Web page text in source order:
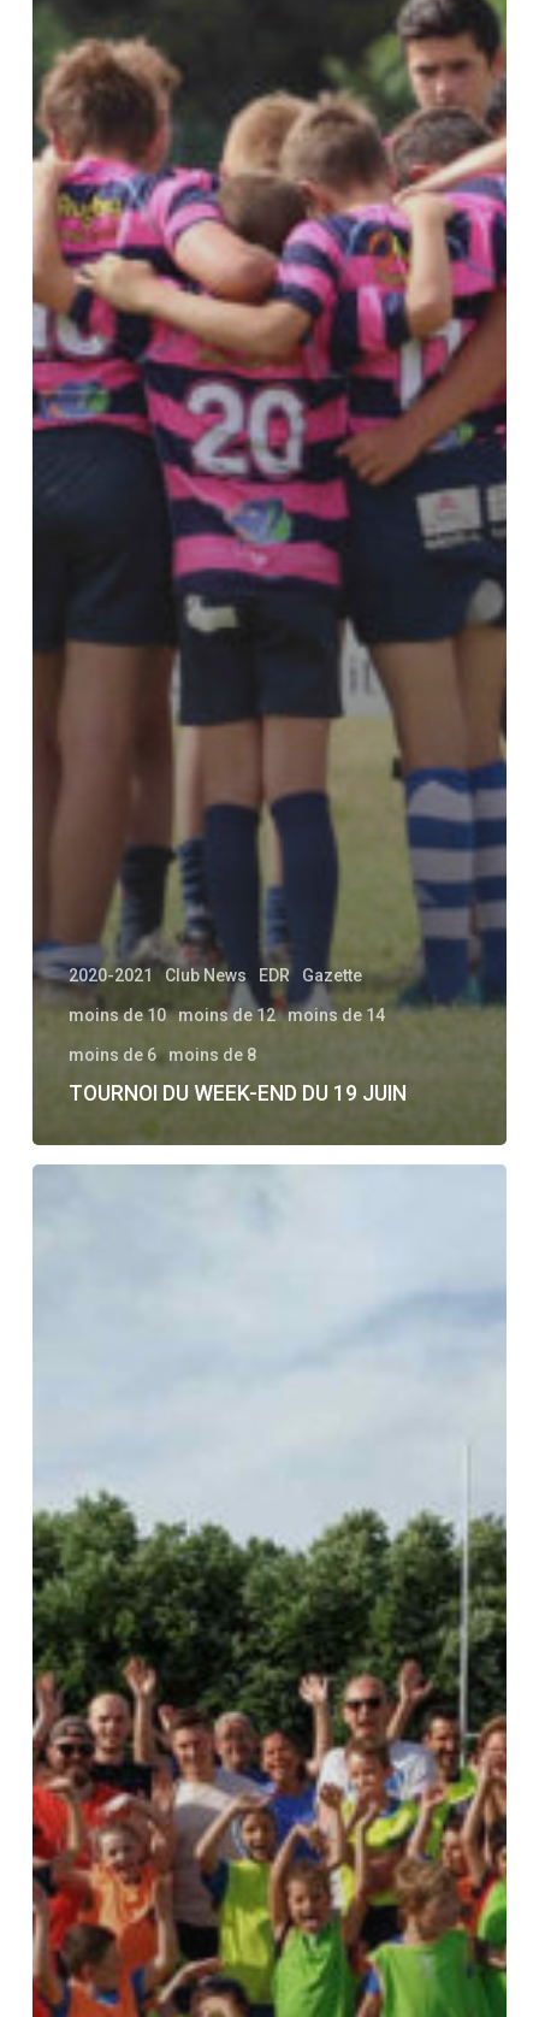
2020-2021 Club News EDR Gazette
moins de 10 moins de 12 moins de 14
moins de 6 moins de 8
TOURNOI DU WEEK-END DU 19 JUIN